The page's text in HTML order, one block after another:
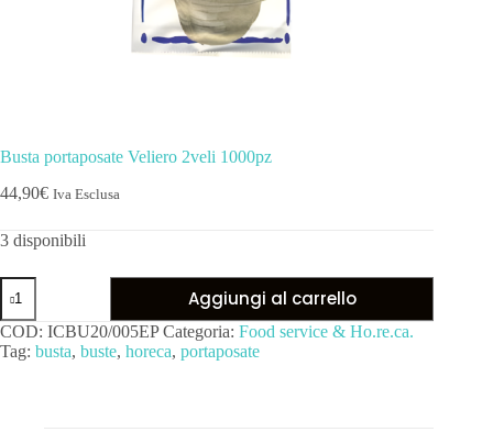
Busta portaposate Veliero 2veli 1000pz
44,90€ Iva Esclusa
3 disponibili
Aggiungi al carrello
COD: ICBU20/005EP Categoria: Food service & Ho.re.ca.
Tag: busta, buste, horeca, portaposate